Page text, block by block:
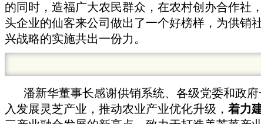
的同时，造福广大农民群众，在农村创办合作社
头企业的仙客来公司做出了一个好榜样，为供销
兴战略的实施共出一份力。
潘新华董事长感谢供销系统、各级党委和政
入发展灵芝产业，推动农业产业优化升级， 着力